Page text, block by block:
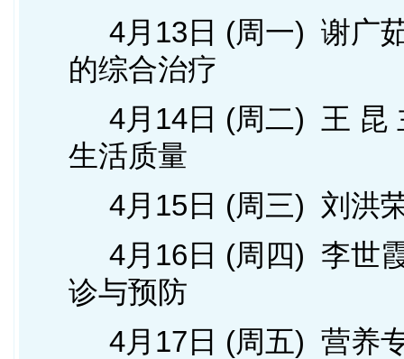
4月13日 (周一) 谢广
的综合治疗
4月14日 (周二) 王 昆
生活质量
4月15日 (周三) 刘洪
4月16日 (周四) 李世
诊与预防
4月17日 (周五) 营养